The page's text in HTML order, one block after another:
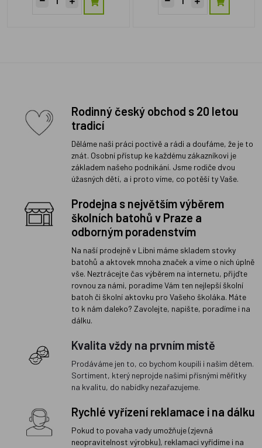
Rodinný český obchod s 20 letou
tradicí
Děláme naši práci poctivě a rádi a doufáme, že je to
znát. Osobní přístup ke každému zákazníkovi je
základem našeho podnikání. Jsme rodiče dvou
úžasných dětí, a i proto víme, co potěší ty Vaše.
Prodejna s největším výběrem
školních batohů v Praze a
odborným poradenstvím
Na naší prodejně v Libni máme skladem stovky
batohů a aktovek mnoha značek a víme o nich úplně
vše. Neztrácejte čas výběrem na internetu, přijďte
rovnou za námi, poradíme Vám ten nejlepší školní
batoh či školní aktovku pro Vašeho školáka. Máte
to k nám daleko? Zavolejte, napište, poradíme i na
dálku.
Kvalita vždy na prvním místě
Prodáváme jen to, co bychom koupili i našim dětem.
Sortiment, který neprojde našimi přísnými měřítky
na kvalitu, do nabídky nezařazujeme.
Rychlé vyřízení reklamace i na dálku
Pokud to povaha vady umožňuje (zjevná
neopravitelnost výrobku), reklamaci vyřídíme i na